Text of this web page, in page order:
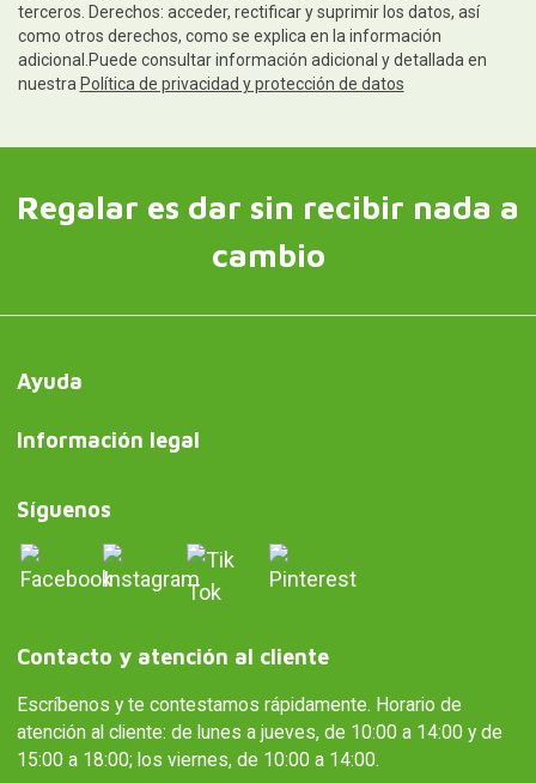
terceros. Derechos: acceder, rectificar y suprimir los datos, así
como otros derechos, como se explica en la información
adicional.Puede consultar información adicional y detallada en
nuestra Política de privacidad y protección de datos
Regalar es dar sin recibir nada a
cambio
Ayuda
Información legal
Síguenos
Contacto y atención al cliente
Escríbenos y te contestamos rápidamente. Horario de
atención al cliente: de lunes a jueves, de 10:00 a 14:00 y de
15:00 a 18:00; los viernes, de 10:00 a 14:00.